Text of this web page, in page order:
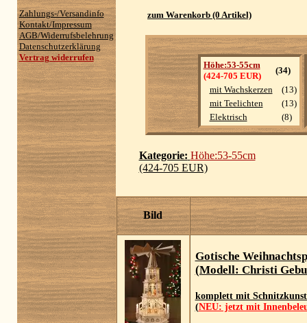
Zahlungs-/Versandinfo
Kontakt/Impressum
AGB/Widerrufsbelehrung
Datenschutzerklärung
Vertrag widerrufen
zum Warenkorb (0 Artikel)
Höhe:53-55cm
(424-705 EUR)
(34)
mit Wachskerzen
(13)
mit Teelichten
(13)
Elektrisch
(8)
Kategorie: Höhe:53-55cm
(424-705 EUR)
Bild
Gotische
(Modell: Christi
komplett mit
(NEU: jetzt mit